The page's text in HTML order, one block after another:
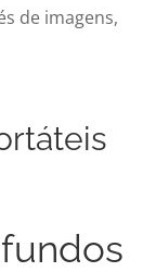
de imagens,